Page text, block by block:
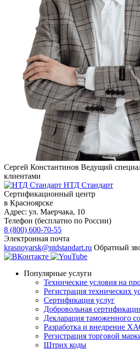
Сергей Константинов Ведущий
клиентами
НТД Стандарт
Сертификационный центр
в Красноярске
Адрес: ул. ​​​Маерчака, 10
Телефон (бесплатно по России)
8 (800) 600-70-55
Электронная почта
krasnoyarsk@ntdstandart.ru Обратный
Популярные услуги
Технические условия на
Регистрация технических
Сертификация услуг
Добровольная
Декларация таможенного
Разработка и внедрение
Регистрация торговой
Штрих коды